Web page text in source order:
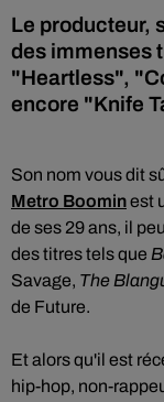
Le producteur,
des immenses
"Heartless",
encore "Knife
Son nom vous dit
Metro Boominest
de ses 29 ans, il
des titres tels que
Savage, The
de Future.
Et alors qu'il est
hip-hop, non-